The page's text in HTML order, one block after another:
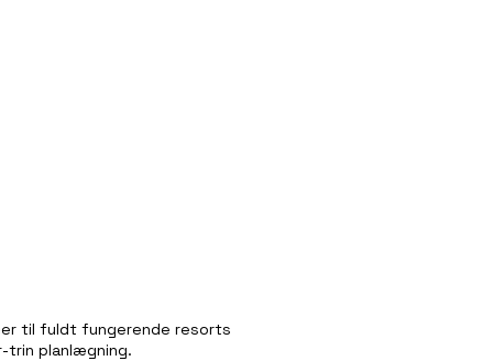
til fuldt fungerende resorts
trin planlægning.